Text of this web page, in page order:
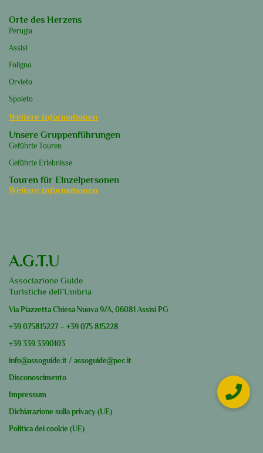
Orte des Herzens
Perugia
Assisi
Foligno
Orvieto
Spoleto
Weitere Informationen
Unsere Gruppenführungen
Geführte Touren
Geführte Erlebnisse
Touren für Einzelpersonen
Weitere Informationen
A.G.T.U
Associazione Guide
Turistiche dell’Umbria
Via Piazzetta Chiesa Nuova 9/A, 06081 Assisi PG
+39 075815227 – +39 075 815228
+39 339 3390103
info@assoguide.it / assoguide@pec.it
Disconoscimento
Impressum
Dichiarazione sulla privacy (UE)
Politica dei cookie (UE)